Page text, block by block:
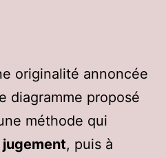
originalité annoncée
diagramme proposé
méthode qui
jugement, puis à